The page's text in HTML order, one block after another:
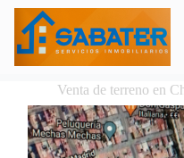
Venta de terreno en